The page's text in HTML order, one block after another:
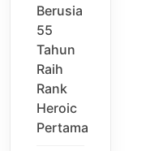
Berusia
55
Tahun
Raih
Rank
Heroic
Pertama